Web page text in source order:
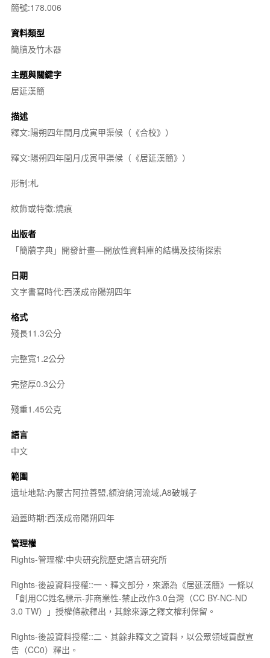
簡號:178.006
資料類型
簡牘及竹木器
主題與關鍵字
居延漢簡
描述
釋文:陽朔四年閏月戊寅甲渠候（《合校》）
釋文:陽朔四年閏月戊寅甲渠候（《居延漢簡》）
形制:札
紋飾或特徵:燒痕
出版者
「簡牘字典」開發計畫—開放性資料庫的結構及技術探索
日期
文字書寫時代:西漢成帝陽朔四年
格式
殘長11.3公分
完整寬1.2公分
完整厚0.3公分
殘重1.45公克
語言
中文
範圍
遺址地點:內蒙古阿拉善盟,額濟納河流域,A8破城子
涵蓋時期:西漢成帝陽朔四年
管理權
Rights-管理權:中央研究院歷史語言研究所
Rights-後設資料授權::一、釋文部分，來源為《居延漢簡》一條以
「創用CC姓名標示-非商業性-禁止改作3.0台灣（CC BY-NC-ND
3.0 TW）」授權條款釋出，其餘來源之釋文權利保留。
Rights-後設資料授權::二、其餘非釋文之資料，以公眾領域貢獻宣
告（CC0）釋出。